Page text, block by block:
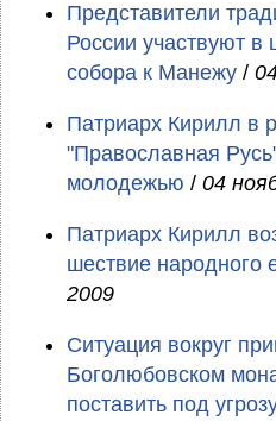
Представители
России участвуют в
собора к Манежу /
Патриарх Кирилл в
"Православная
молодежью / 04
Патриарх Кирилл
шествие народного
2009
Ситуация вокруг
Боголюбовском
поставить под